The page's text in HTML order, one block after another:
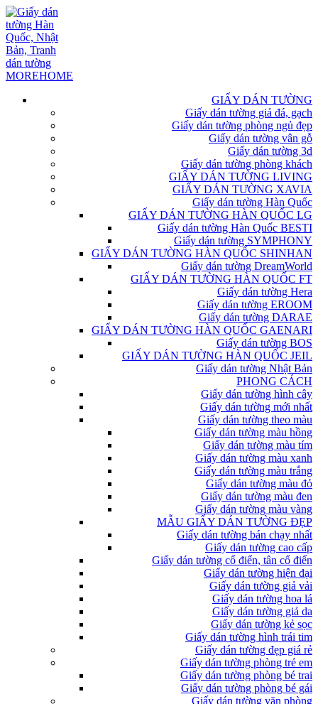
GIẤY DÁN TƯỜNG
Giấy dán tường giả đá, gạch
Giấy dán tường phòng ngủ đẹp
Giấy dán tường vân gỗ
Giấy dán tường 3d
Giấy dán tường phòng khách
GIẤY DÁN TƯỜNG LIVING
GIẤY DÁN TƯỜNG XAVIA
Giấy dán tường Hàn Quốc
GIẤY DÁN TƯỜNG HÀN QUỐC LG
Giấy dán tường Hàn Quốc BESTI
Giấy dán tường SYMPHONY
GIẤY DÁN TƯỜNG HÀN QUỐC SHINHAN
Giấy dán tường DreamWorld
GIẤY DÁN TƯỜNG HÀN QUỐC FT
Giấy dán tường Hera
Giấy dán tường EROOM
Giấy dán tường DARAE
GIẤY DÁN TƯỜNG HÀN QUỐC GAENARI
Giấy dán tường BOS
GIẤY DÁN TƯỜNG HÀN QUỐC JEIL
Giấy dán tường Nhật Bản
PHONG CÁCH
Giấy dán tường hình cây
Giấy dán tường mới nhất
Giấy dán tường theo màu
Giấy dán tường màu hồng
Giấy dán tường màu tím
Giấy dán tường màu xanh
Giấy dán tường màu trắng
Giấy dán tường màu đỏ
Giấy dán tường màu đen
Giấy dán tường màu vàng
MẪU GIẤY DÁN TƯỜNG ĐẸP
Giấy dán tường bán chạy nhất
Giấy dán tường cao cấp
Giấy dán tường cổ điển, tân cổ điển
Giấy dán tường hiện đại
Giấy dán tường giả vải
Giấy dán tường hoa lá
Giấy dán tường giả da
Giấy dán tường kẻ sọc
Giấy dán tường hình trái tim
Giấy dán tường đẹp giá rẻ
Giấy dán tường phòng trẻ em
Giấy dán tường phòng bé trai
Giấy dán tường phòng bé gái
Giấy dán tường văn phòng